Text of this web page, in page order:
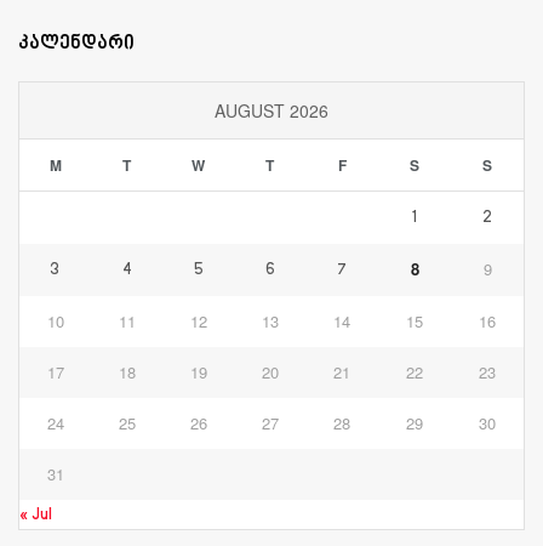
კალენდარი
AUGUST 2026
M T W T F S S
1 2
3 4 5 6 7 8 9
10 11 12 13 14 15 16
17 18 19 20 21 22 23
24 25 26 27 28 29 30
31
« Jul